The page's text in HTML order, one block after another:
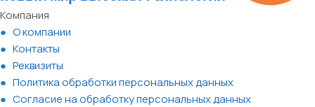
Компания
О компании
Контакты
Реквизиты
Политика обработки персональных данных
Согласие на обработку персональных данных